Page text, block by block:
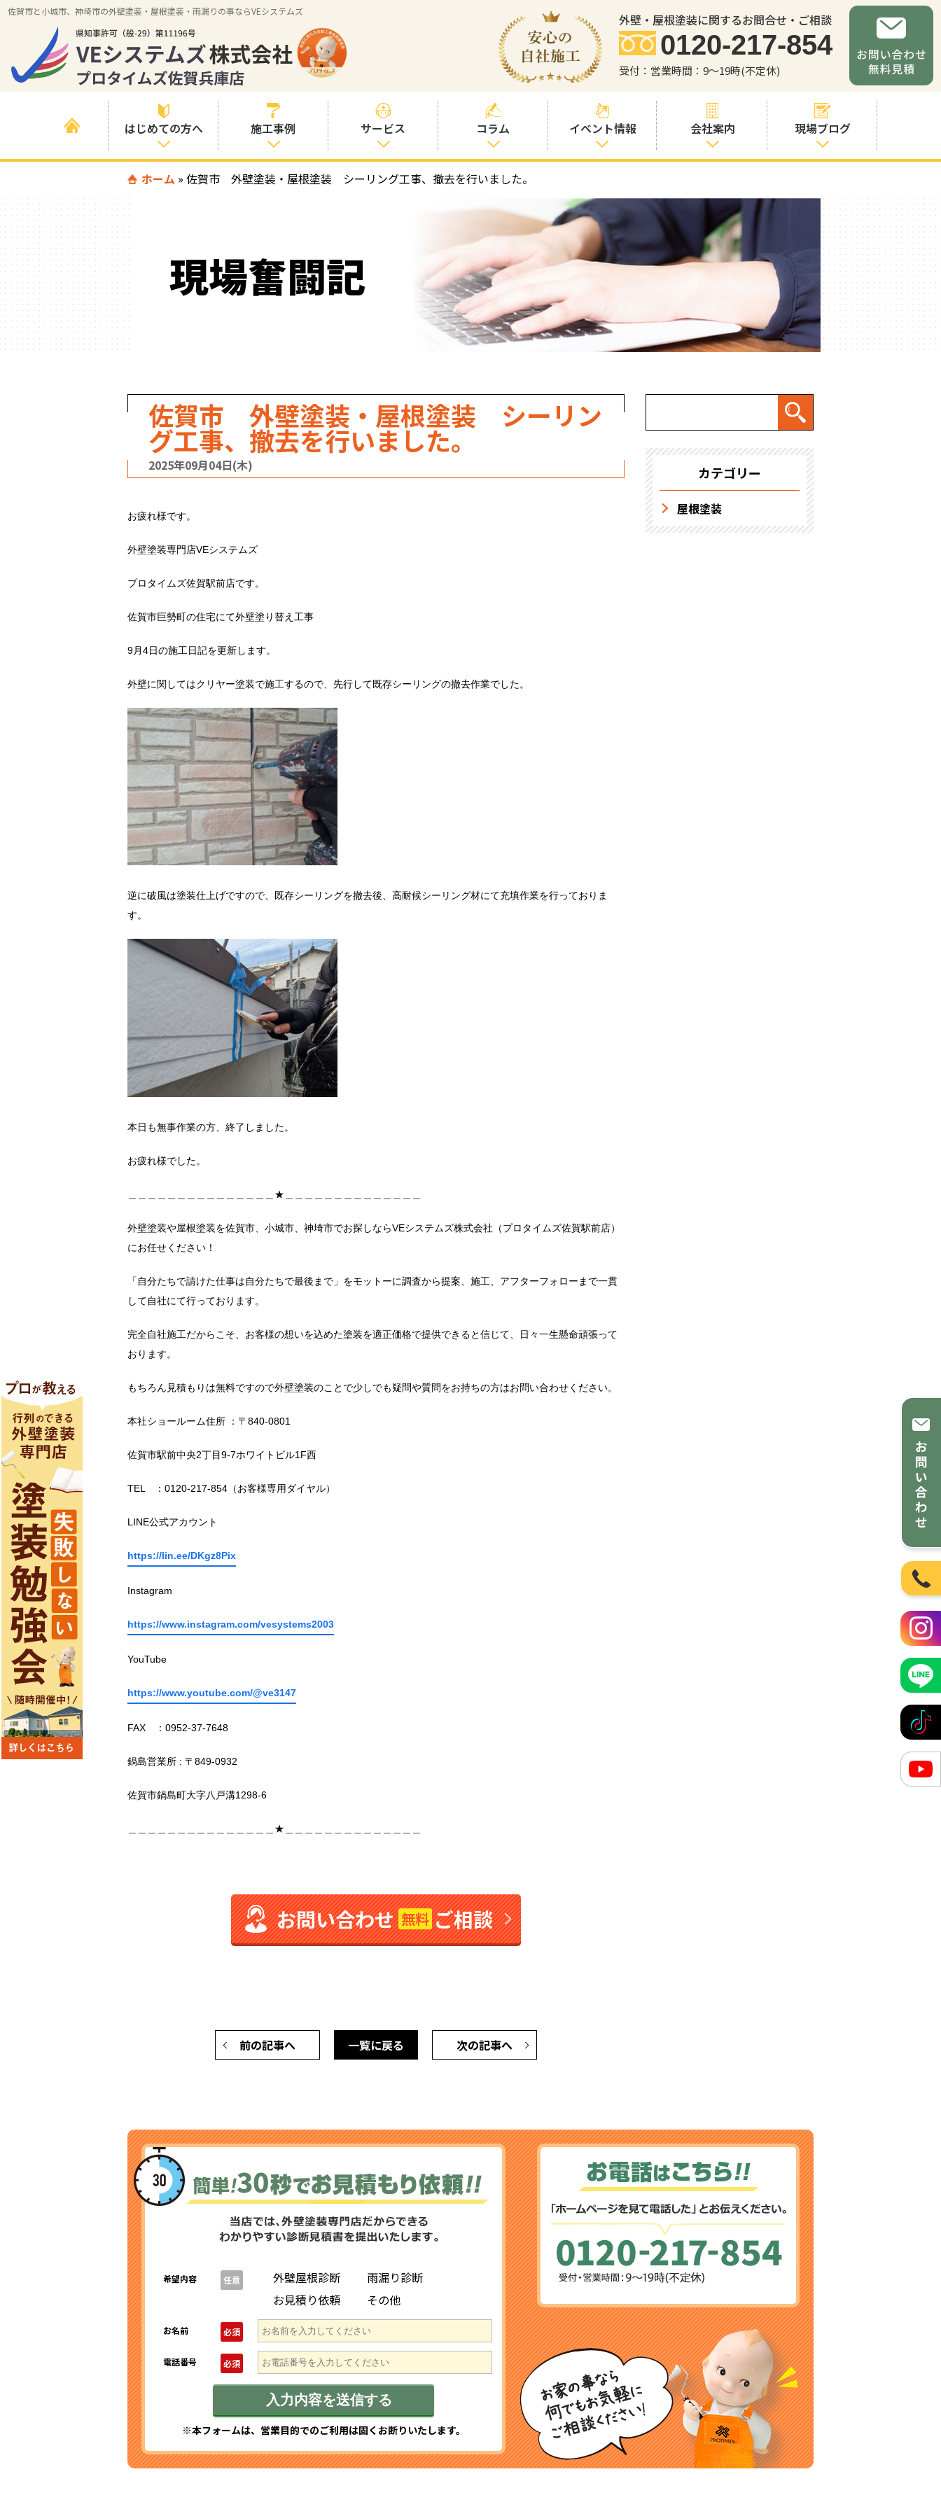
佐賀市と小城市、神埼市の外壁塗装・屋根塗装・雨漏りの事ならVEシステムズ
外壁・屋根塗装に関するお問合せ・ご相談
0120-217-854
受付：営業時間：9～19時(不定休)
はじめての方へ
はじめて外壁塗
いる方へ
喜んでいただけ
る３つの理由
施工事例
すべての事例
例
色の事例
サービス
塗装プランと価
お客様との交流
を大切に
見積書の見方
コラム
社長コラム
塗装コラム
塗料コラム
イベント情報 会社案内
職人・スタッフ
紹介
お問い合わせか
らの流れ
求人情報
現場ブログ
ホーム » 佐賀市 外壁塗装・屋根塗装 シーリング工事、撤去を行いました。
現場奮闘記
佐賀市 外壁塗装・屋根塗装 シーリン
グ工事、撤去を行いました。
2025年09月04日(木)
お疲れ様です。
外壁塗装専門店VEシステムズ
プロタイムズ佐賀駅前店です。
佐賀市巨勢町の住宅にて外壁塗り替え工事
9月4日の施工日記を更新します。
外壁に関してはクリヤー塗装で施工するので、先行して既存シーリングの撤去作業でした。
逆に破風は塗装仕上げですので、既存シーリングを撤去後、高耐候シーリング材にて充填作業を行っておりま
す。
本日も無事作業の方、終了しました。
お疲れ様でした。
＿＿＿＿＿＿＿＿＿＿＿＿＿＿＿★＿＿＿＿＿＿＿＿＿＿＿＿＿＿
外壁塗装や屋根塗装を佐賀市、小城市、神埼市でお探しならVEシステムズ株式会社（プロタイムズ佐賀駅前店）
にお任せください！
「自分たちで請けた仕事は自分たちで最後まで」をモットーに調査から提案、施工、アフターフォローまで一貫
して自社にて行っております。
完全自社施工だからこそ、お客様の想いを込めた塗装を適正価格で提供できると信じて、日々一生懸命頑張って
おります。
もちろん見積もりは無料ですので外壁塗装のことで少しでも疑問や質問をお持ちの方はお問い合わせください。
本社ショールーム住所 ：〒840-0801
佐賀市駅前中央2丁目9-7ホワイトビル1F西
TEL ：0120-217-854（お客様専用ダイヤル）
LINE公式アカウント
https://lin.ee/DKgz8Pix
Instagram
https://www.instagram.com/vesystems2003
YouTube
https://www.youtube.com/@ve3147
FAX ：0952-37-7648
鍋島営業所 : 〒849-0932
佐賀市鍋島町大字八戸溝1298-6
＿＿＿＿＿＿＿＿＿＿＿＿＿＿＿★＿＿＿＿＿＿＿＿＿＿＿＿＿＿
お問い合わせ無料 ご相談
前の記事へ 次の記事へ
一覧に戻る
カテゴリー
屋根塗装
希望内容 任意 外壁屋根診断
雨漏り診断
お見積り依頼
その他
お名前 必須
電話番号 必須
※本フォームは、営業目的でのご利用は固くお断りいたします。